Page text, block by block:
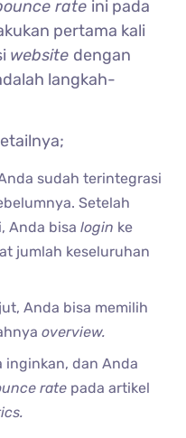
rate ini pada
pertama kali
website dengan
langkah-
sudah terintegrasi
Setelah
Anda bisalogin ke
jumlah keseluruhan
Anda bisa memilih
overview.
inginkan, dan Anda
rate pada artikel